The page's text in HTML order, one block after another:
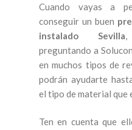
Cuando vayas a
conseguir un buen
instalado Sevilla
preguntando a
en muchos tipos de
podrán ayudarte
el tipo de material que
Ten en cuenta que